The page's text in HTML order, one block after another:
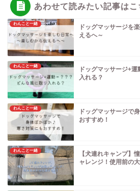
あわせて読みたい記事はこ
わんこと一緒
ドッグマッサージを
えるへ～
わんこと一緒
ドッグマッサージ+
入れる？
わんこと一緒
ドッグマッサージで
おすすめ！
わんこと一緒
【犬連れキャンプ】
ャレンジ！使用前の